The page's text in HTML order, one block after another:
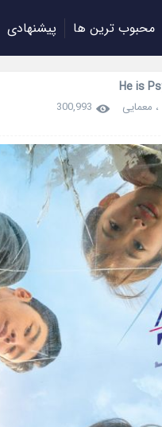
محبوب ترین ها پیشنهادی
، معمایی
300,993